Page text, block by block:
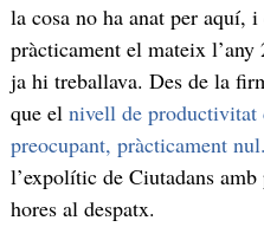
la cosa no ha anat per aquí,
pràcticament el mateix
ja hi treballava. Des de la
que elnivell de productivitat
preocupant, pràcticament nul.
l’expolític de Ciutadans
hores al despatx.